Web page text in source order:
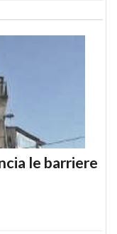
le barriere